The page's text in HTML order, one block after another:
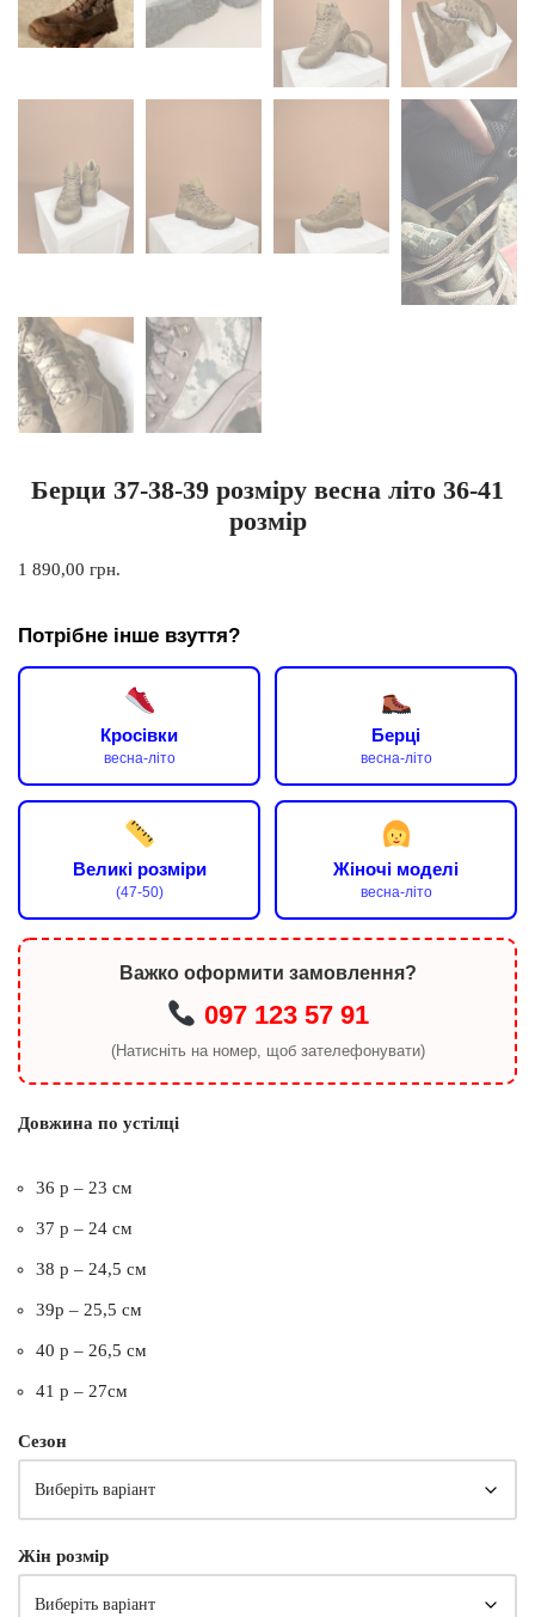
Берци 37-38-39 розміру весна літо 36-41
розмір
1 890,00 грн.
Потрібне інше взуття?
Кросівки
весна-літо
Берці
весна-літо
Великі розміри
(47-50)
Жіночі моделі
весна-літо
Важко оформити замовлення?
097 123 57 91
(Натисніть на номер, щоб зателефонувати)
Довжина по устілці
36 р – 23 см
37 р – 24 см
38 р – 24,5 см
39р – 25,5 см
40 р – 26,5 см
41 р – 27см
Сезон
Жін розмір